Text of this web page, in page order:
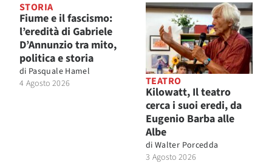
STORIA
Fiume e il fascismo:
l’eredità di Gabriele
D’Annunzio tra mito,
politica e storia
di Pasquale Hamel
4 Agosto 2026
TEATRO
Kilowatt, Il teatro
cerca i suoi eredi, da
Eugenio Barba alle
Albe
di Walter Porcedda
3 Agosto 2026